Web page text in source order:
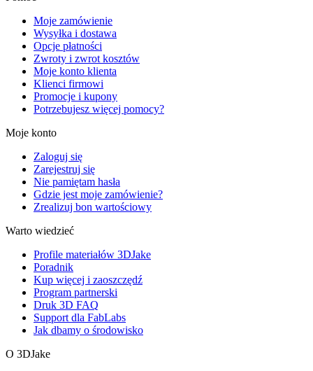
Moje zamówienie
Wysyłka i dostawa
Opcje płatności
Zwroty i zwrot kosztów
Moje konto klienta
Klienci firmowi
Promocje i kupony
Potrzebujesz więcej pomocy?
Moje konto
Zaloguj się
Zarejestruj się
Nie pamiętam hasła
Gdzie jest moje zamówienie?
Zrealizuj bon wartościowy
Warto wiedzieć
Profile materiałów 3DJake
Poradnik
Kup więcej i zaoszczędź
Program partnerski
Druk 3D FAQ
Support dla FabLabs
Jak dbamy o środowisko
O 3DJake